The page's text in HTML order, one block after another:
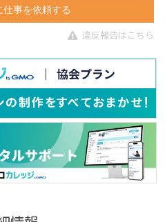
仕事を依頼する
違反報告はこちら